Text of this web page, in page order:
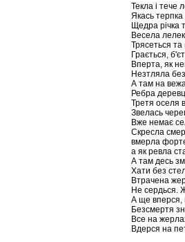
Текла і тече
Якась
Щедра річка
Весела
Трясеться
Грається,
Вперта, як
Незтляла
А там на
Ребра
Третя оселя
Звелась
Вже немає
Скресла
вмерла
а як ревла
А там десь
Хати без
Втрачена
Не сердься.
А ще вперся,
Безсмертя
Все на
Вдерся на